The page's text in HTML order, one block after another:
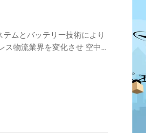
ムとバッテリー技術により
ス物流業界を変化させ 空中